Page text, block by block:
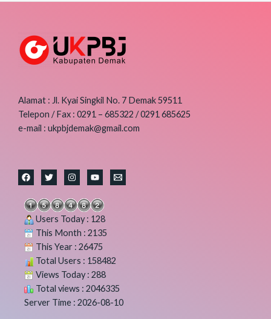
Alamat : Jl. Kyai Singkil No. 7 Demak 59511
Telepon / Fax : 0291 – 685322 / 0291 685625
e-mail : ukpbjdemak@gmail.com
Users Today : 128
This Month : 2135
This Year : 26475
Total Users : 158482
Views Today : 288
Total views : 2046335
Server Time : 2026-08-10